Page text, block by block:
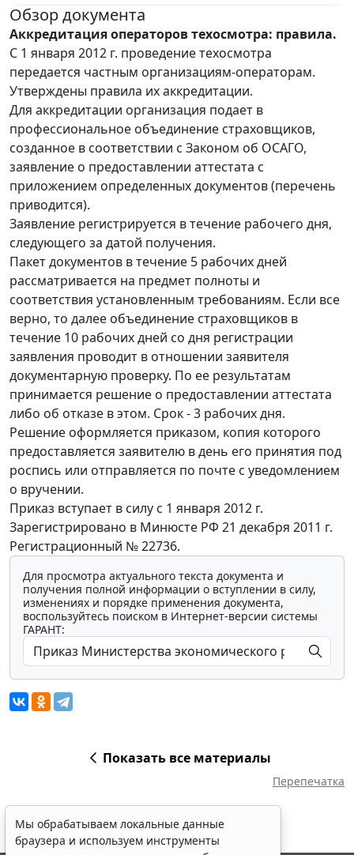
Обзор документа
Аккредитация операторов техосмотра: правила.
С 1 января 2012 г. проведение техосмотра
передается частным организациям-операторам.
Утверждены правила их аккредитации.
Для аккредитации организация подает в
профессиональное объединение страховщиков,
созданное в соответствии с Законом об ОСАГО,
заявление о предоставлении аттестата с
приложением определенных документов (перечень
приводится).
Заявление регистрируется в течение рабочего дня,
следующего за датой получения.
Пакет документов в течение 5 рабочих дней
рассматривается на предмет полноты и
соответствия установленным требованиям. Если все
верно, то далее объединение страховщиков в
течение 10 рабочих дней со дня регистрации
заявления проводит в отношении заявителя
документарную проверку. По ее результатам
принимается решение о предоставлении аттестата
либо об отказе в этом. Срок - 3 рабочих дня.
Решение оформляется приказом, копия которого
предоставляется заявителю в день его принятия под
роспись или отправляется по почте с уведомлением
о вручении.
Приказ вступает в силу с 1 января 2012 г.
Зарегистрировано в Минюсте РФ 21 декабря 2011 г.
Регистрационный № 22736.
Для просмотра актуального текста документа и
получения полной информации о вступлении в силу,
изменениях и порядке применения документа,
воспользуйтесь поиском в Интернет-версии системы
ГАРАНТ:
Показать все материалы
Перепечатка
Мы обрабатываем локальные данные
браузера и используем инструменты